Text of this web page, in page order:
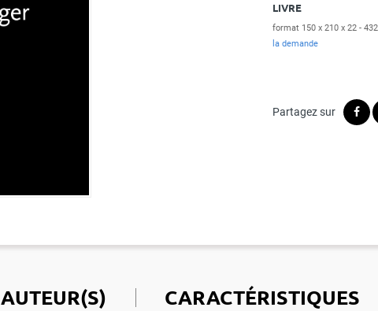
LIVRE
format 150 x 210 x 22
la demande
AUTEUR(S) CARACTÉRISTIQUES